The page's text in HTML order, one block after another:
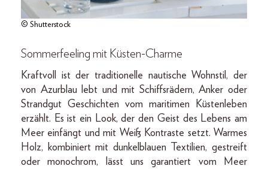
© Shutterstock
Sommerfeeling mit Küsten-Charme
Kraftvoll ist der traditionelle nautische Wohnstil, der
von Azurblau lebt und mit Schiffsrädern, Anker oder
Strandgut Geschichten vom maritimen Küstenleben
erzählt. Es ist ein Look, der den Geist des Lebens am
Meer einfängt und mit Weiß Kontraste setzt. Warmes
Holz, kombiniert mit dunkelblauen Textilien, gestreift
oder monochrom, lässt uns garantiert vom Meer